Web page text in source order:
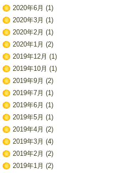
2020年6月 (1)
2020年3月 (1)
2020年2月 (1)
2020年1月 (2)
2019年12月 (1)
2019年10月 (1)
2019年9月 (2)
2019年7月 (1)
2019年6月 (1)
2019年5月 (1)
2019年4月 (2)
2019年3月 (4)
2019年2月 (2)
2019年1月 (2)